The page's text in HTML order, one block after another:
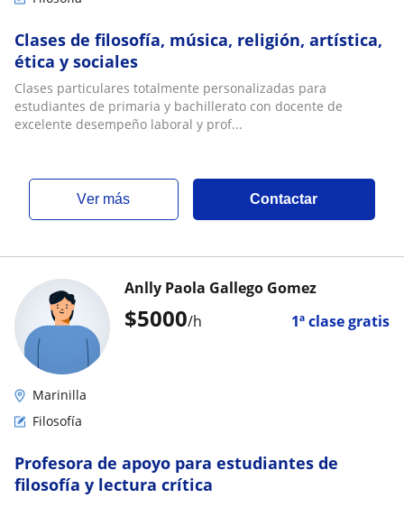
Clases de filosofía, música, religión, artística,
ética y sociales
Clases particulares totalmente personalizadas para
estudiantes de primaria y bachillerato con docente de
excelente desempeño laboral y prof...
ver más Contactar
$5000/h 1ª clase gratis
Anlly Paola Gallego Gomez
Marinilla
Filosofía
Profesora de apoyo para estudiantes de
filosofía y lectura crítica